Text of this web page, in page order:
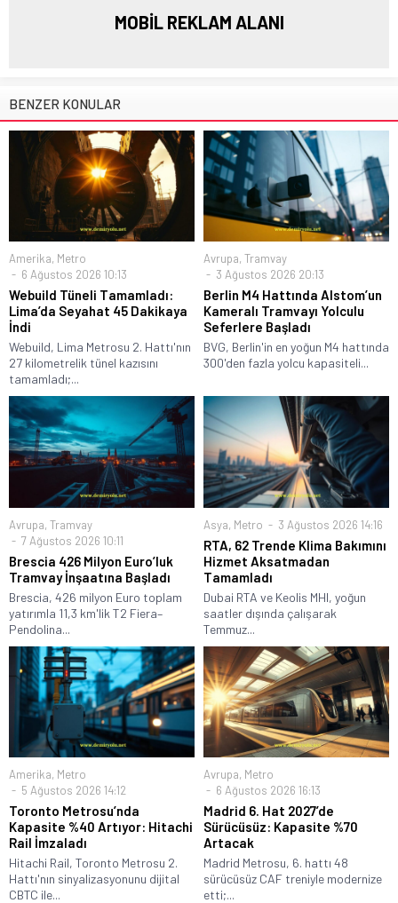
MOBİL REKLAM ALANI
BENZER KONULAR
Amerika, Metro
6 Ağustos 2026 10:13
Webuild Tüneli Tamamladı:
Lima’da Seyahat 45 Dakikaya
İndi
Webuild, Lima Metrosu 2. Hattı'nın
27 kilometrelik tünel kazısını
tamamladı;...
Avrupa, Tramvay
3 Ağustos 2026 20:13
Berlin M4 Hattında Alstom’un
Kameralı Tramvayı Yolculu
Seferlere Başladı
BVG, Berlin'in en yoğun M4 hattında
300'den fazla yolcu kapasiteli...
Avrupa, Tramvay
7 Ağustos 2026 10:11
Brescia 426 Milyon Euro’luk
Tramvay İnşaatına Başladı
Brescia, 426 milyon Euro toplam
yatırımla 11,3 km'lik T2 Fiera–
Pendolina...
Asya, Metro 3 Ağustos 2026 14:16
RTA, 62 Trende Klima Bakımını
Hizmet Aksatmadan
Tamamladı
Dubai RTA ve Keolis MHI, yoğun
saatler dışında çalışarak
Temmuz...
Amerika, Metro
5 Ağustos 2026 14:12
Toronto Metrosu’nda
Kapasite %40 Artıyor: Hitachi
Rail İmzaladı
Hitachi Rail, Toronto Metrosu 2.
Hattı'nın sinyalizasyonunu dijital
CBTC ile...
Avrupa, Metro
6 Ağustos 2026 16:13
Madrid 6. Hat 2027’de
Sürücüsüz: Kapasite %70
Artacak
Madrid Metrosu, 6. hattı 48
sürücüsüz CAF treniyle modernize
etti;...